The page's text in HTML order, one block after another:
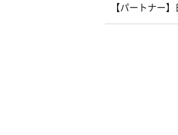
【パートナー